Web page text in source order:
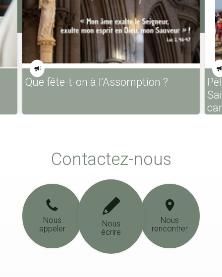
Que fête-t-on à l’Assomption ?
Contactez-nous
Nous
appeler
Nous
écrire
Nous
rencontrer